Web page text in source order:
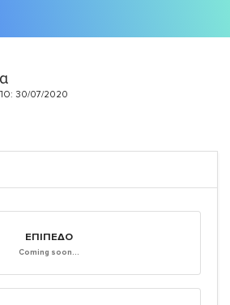
30/07/2020
ΕΠΊΠΕΔΟ
Coming soon...